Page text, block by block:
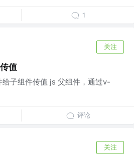
1
关注
值
子组件传值 js 父组件，通过v-
评论
关注